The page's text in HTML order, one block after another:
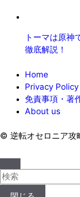
トーマは原神
徹底解説！
Home
Privacy Policy
免責事項・著
About us
© 逆転オセロニア攻